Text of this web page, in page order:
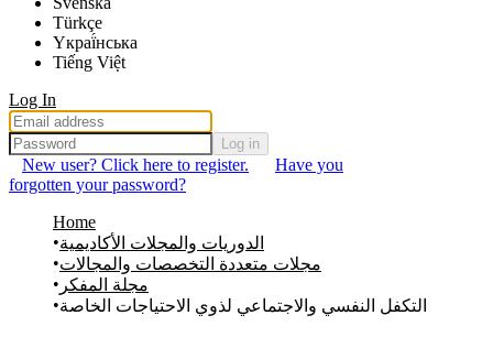
Türkçe
Yкраї́нська
Tiếng Việt
Log In
Log in
New user? Click here to register.
Have you
forgotten your password?
Home
الدوريات والمجلات الأكاديمية
مجلات متعددة التخصصات والمجالات
مجلة المفكر
التكفل النفسي والاجتماعي لذوي الاحتياجات الخاصة